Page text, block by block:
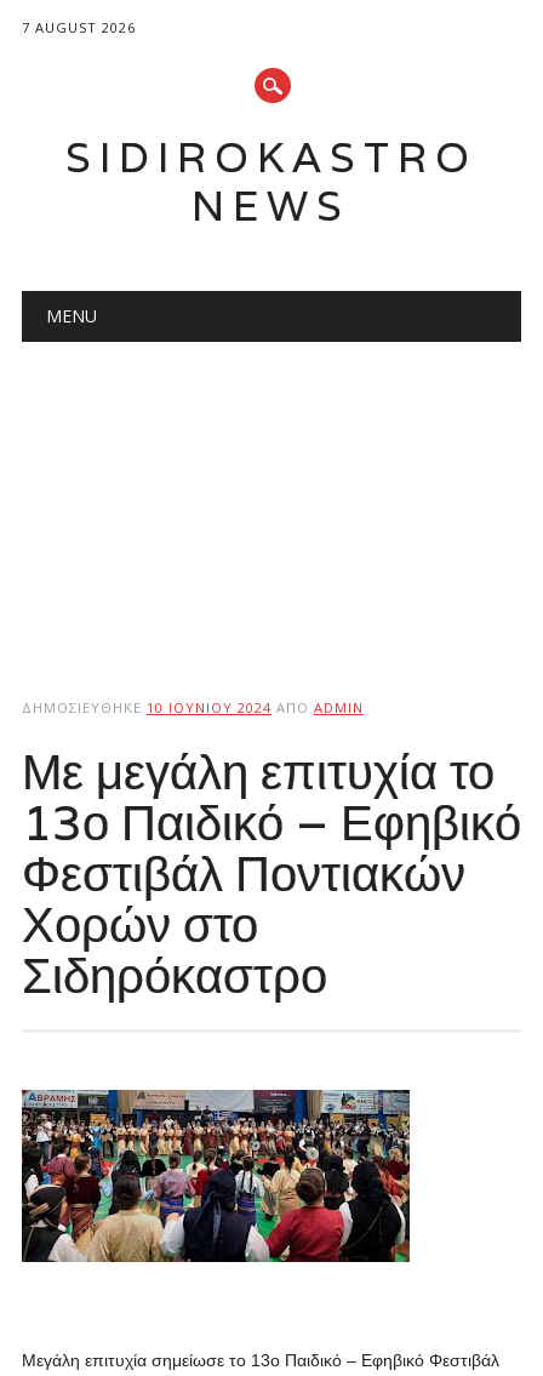
7 AUGUST 2026
SIDIROKASTRO
NEWS
Main menu
MENU
ΔΗΜΟΣΙΕΎΘΗΚΕ 10 ΙΟΥΝΊΟΥ 2024 ΑΠΌ ADMIN
Με μεγάλη επιτυχία το
13ο Παιδικό – Εφηβικό
Φεστιβάλ Ποντιακών
Χορών στο
Σιδηρόκαστρο
Μεγάλη επιτυχία σημείωσε το 13ο Παιδικό – Εφηβικό Φεστιβάλ